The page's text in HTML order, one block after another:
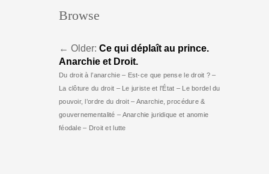
Browse
← Older: Ce qui déplaît au prince.
Anarchie et Droit.
Du droit à l’anarchie – Est-ce que pense le droit ? –
La clôture du droit – Le juriste et l’État – Le bordel du
pouvoir, l’ordre du droit – Anarchie, procédure &
gouvernementalité – Anarchie juridique et anomie
féodale – Droit et lutte